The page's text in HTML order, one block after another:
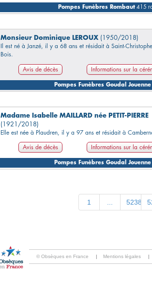
Pompes Funèbres Rombaut 415
Monsieur Dominique LEROUX (1950/2018)
Il est né à Janzé, il y a 68 ans et résidait à Saint-
Bois.
Avis de décès Informations sur la
Pompes Funèbres Goudal Jouenne
Madame Isabelle MAILLARD née PETIT-PIERRE
(1921/2018)
Elle est née à Plaudren, il y a 97 ans et résidait à
Avis de décès Informations sur la
Pompes Funèbres Goudal Jouenne
1 5238
© Obsèques en France | Mentions légales |